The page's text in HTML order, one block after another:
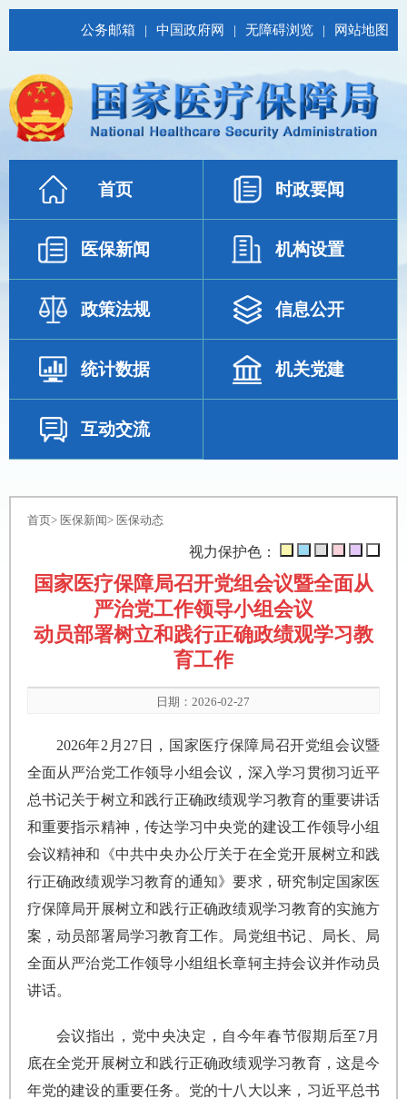
公务邮箱 | 中国政府网 | 无障碍浏览 | 网站地图
首页 时政要闻
医保新闻 机构设置
政策法规 信息公开
统计数据 机关党建
互动交流
首页> 医保新闻> 医保动态
视力保护色：
国家医疗保障局召开党组会议暨全面从
严治党工作领导小组会议
动员部署树立和践行正确政绩观学习教
育工作
日期：2026-02-27
2026年2月27日，国家医疗保障局召开党组会议暨
全面从严治党工作领导小组会议，深入学习贯彻习近平
总书记关于树立和践行正确政绩观学习教育的重要讲话
和重要指示精神，传达学习中央党的建设工作领导小组
会议精神和《中共中央办公厅关于在全党开展树立和践
行正确政绩观学习教育的通知》要求，研究制定国家医
疗保障局开展树立和践行正确政绩观学习教育的实施方
案，动员部署局学习教育工作。局党组书记、局长、局
全面从严治党工作领导小组组长章轲主持会议并作动员
讲话。
会议指出，党中央决定，自今年春节假期后至7月
底在全党开展树立和践行正确政绩观学习教育，这是今
年党的建设的重要任务。党的十八大以来，习近平总书